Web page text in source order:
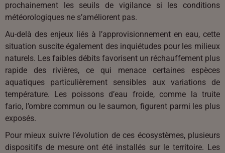
prochainement les seuils de vigilance si les conditions
météorologiques ne s’améliorent pas.
Au-delà des enjeux liés à l’approvisionnement en eau, cette
situation suscite également des inquiétudes pour les milieux
naturels. Les faibles débits favorisent un réchauffement plus
rapide des rivières, ce qui menace certaines espèces
aquatiques particulièrement sensibles aux variations de
température. Les poissons d’eau froide, comme la truite
fario, l’ombre commun ou le saumon, figurent parmi les plus
exposés.
Pour mieux suivre l’évolution de ces écosystèmes, plusieurs
dispositifs de mesure ont été installés sur le territoire. Les